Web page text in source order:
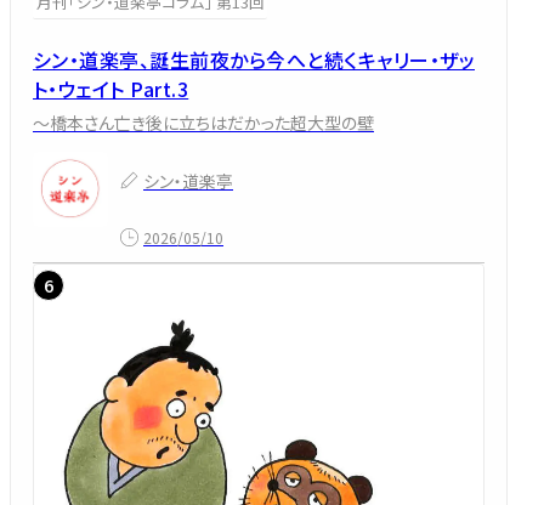
シン・道楽亭、誕生前夜から今へと続くキャリー・ザッ
ト・ウェイト Part.3
～橋本さん亡き後に立ちはだかった超大型の壁
シン・道楽亭
2026/05/10